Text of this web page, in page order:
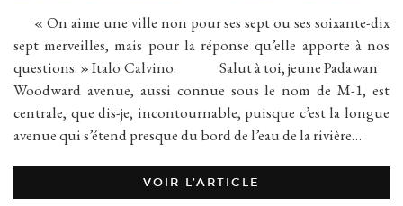
« On aime une ville non pour ses sept ou ses soixante-dix
sept merveilles, mais pour la réponse qu’elle apporte à nos
questions. » Italo Calvino. Salut à toi, jeune Padawan
Woodward avenue, aussi connue sous le nom de M-1, est
centrale, que dis-je, incontournable, puisque c’est la longue
avenue qui s’étend presque du bord de l’eau de la rivière…
VOIR L’ARTICLE